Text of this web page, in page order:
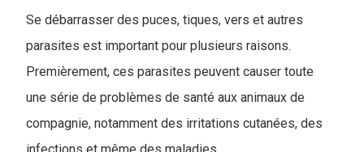
Se débarrasser des puces, tiques, vers et autres
parasites est important pour plusieurs raisons.
Premièrement, ces parasites peuvent causer toute
une série de problèmes de santé aux animaux de
compagnie, notamment des irritations cutanées, des
infections et même des maladies.